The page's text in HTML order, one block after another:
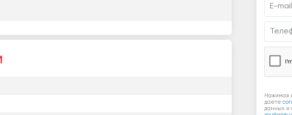
Нажимая
даете
данных и